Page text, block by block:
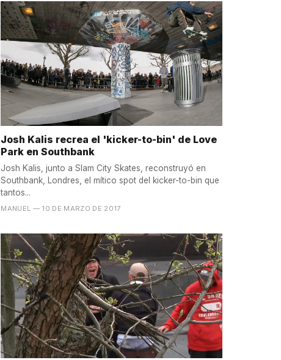
Josh Kalis recrea el 'kicker-to-bin' de Love
Park en Southbank
Josh Kalis, junto a Slam City Skates, reconstruyó en
Southbank, Londres, el mítico spot del kicker-to-bin que
tantos...
MANUEL — 10 DE MARZO DE 2017